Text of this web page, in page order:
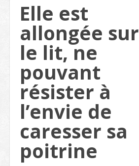
Rencontre
Webcam
Elle est
allongée sur
le lit, ne
pouvant
résister à
l’envie de
caresser sa
poitrine